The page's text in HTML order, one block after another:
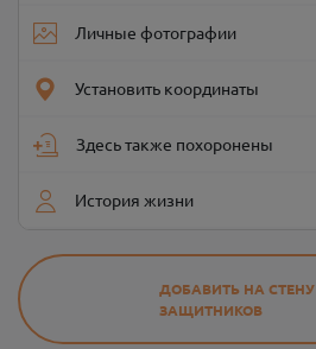
Личные фотографии
Установить координаты
Здесь также похоронены
История жизни
ДОБАВИТЬ НА СТЕНУ
ЗАЩИТНИКОВ